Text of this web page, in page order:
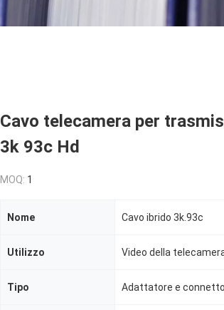
Cavo telecamera per
3k 93c Hd
MOQ: 1
Nome Cavo ibrido 3k.93c
Utilizzo Video della
Tipo Adattatore e